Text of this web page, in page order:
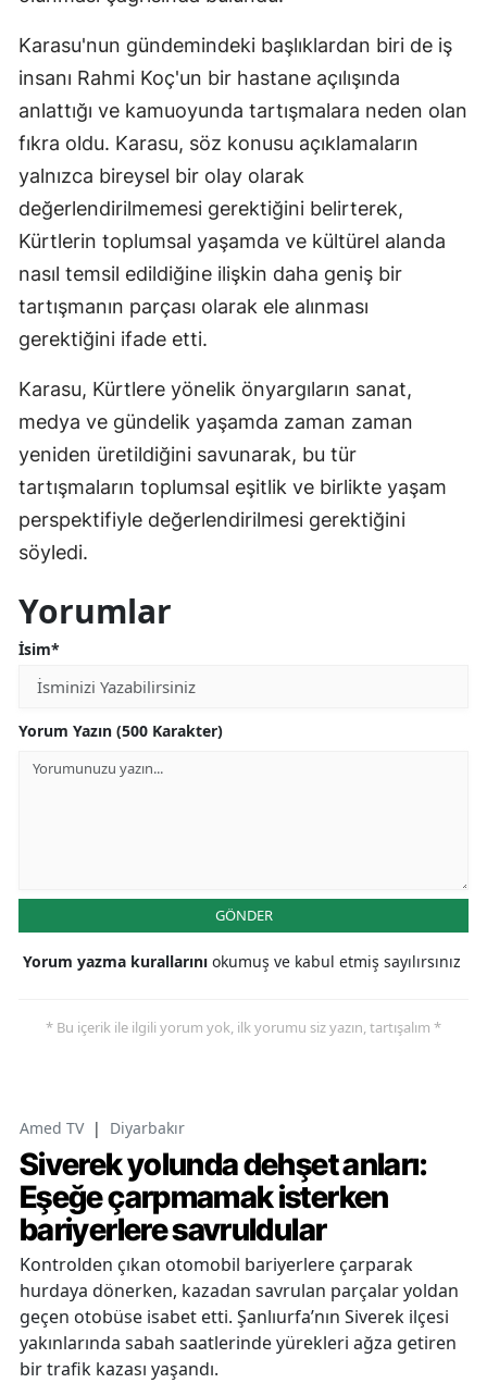
Karasu'nun gündemindeki başlıklardan biri de iş
insanı Rahmi Koç'un bir hastane açılışında
anlattığı ve kamuoyunda tartışmalara neden olan
fıkra oldu. Karasu, söz konusu açıklamaların
yalnızca bireysel bir olay olarak
değerlendirilmemesi gerektiğini belirterek,
Kürtlerin toplumsal yaşamda ve kültürel alanda
nasıl temsil edildiğine ilişkin daha geniş bir
tartışmanın parçası olarak ele alınması
gerektiğini ifade etti.
Karasu, Kürtlere yönelik önyargıların sanat,
medya ve gündelik yaşamda zaman zaman
yeniden üretildiğini savunarak, bu tür
tartışmaların toplumsal eşitlik ve birlikte yaşam
perspektifiyle değerlendirilmesi gerektiğini
söyledi.
Yorumlar
İsim*
Yorum Yazın (500 Karakter)
GÖNDER
Yorum yazma kurallarını okumuş ve kabul etmiş sayılırsınız
* Bu içerik ile ilgili yorum yok, ilk yorumu siz yazın, tartışalım *
Amed TV | Diyarbakır
Siverek yolunda dehşet anları:
Eşeğe çarpmamak isterken
bariyerlere savruldular
Kontrolden çıkan otomobil bariyerlere çarparak
hurdaya dönerken, kazadan savrulan parçalar yoldan
geçen otobüse isabet etti. Şanlıurfa’nın Siverek ilçesi
yakınlarında sabah saatlerinde yürekleri ağza getiren
bir trafik kazası yaşandı.